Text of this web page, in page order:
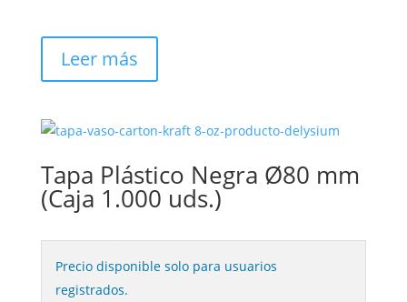
Leer más
Tapa Plástico Negra Ø80 mm
(Caja 1.000 uds.)
Precio disponible solo para usuarios
registrados.